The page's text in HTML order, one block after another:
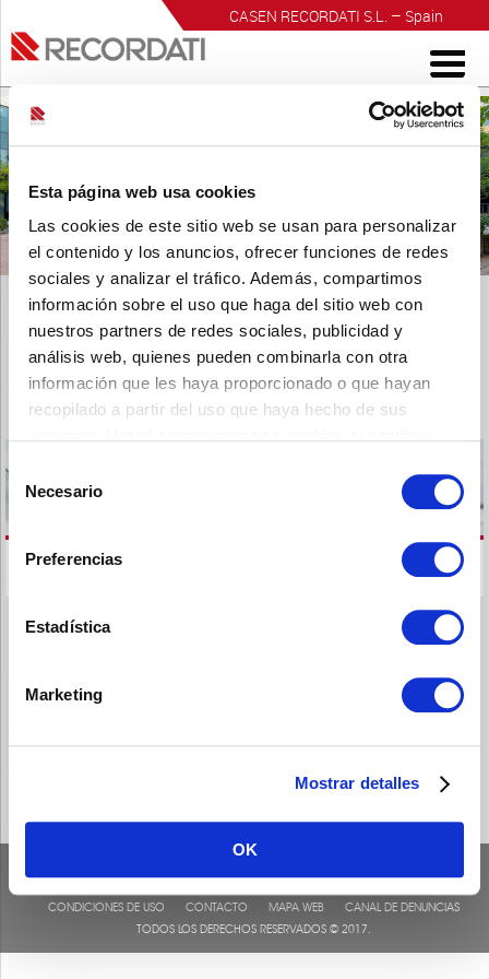
Esta página web usa cookies
Las cookies de este sitio web se usan para personalizar
el contenido y los anuncios, ofrecer funciones de redes
sociales y analizar el tráfico. Además, compartimos
información sobre el uso que haga del sitio web con
nuestros partners de redes sociales, publicidad y
análisis web, quienes pueden combinarla con otra
información que les haya proporcionado o que hayan
recopilado a partir del uso que haya hecho de sus
Selección
consentimiento
Necesario
Preferencias
Estadística
Marketing
Mostrar detalles
OK
CASEN RECORDATI S.L. – Spain
consulte-con-el-especialista
Publicado28 abril, 2020a las438 × 144enInicio
CONDICIONES DE USO CONTACTO MAPA WEB
CANAL DE DENUNCIAS
TODOS LOS DERECHOS RESERVADOS © 2017.